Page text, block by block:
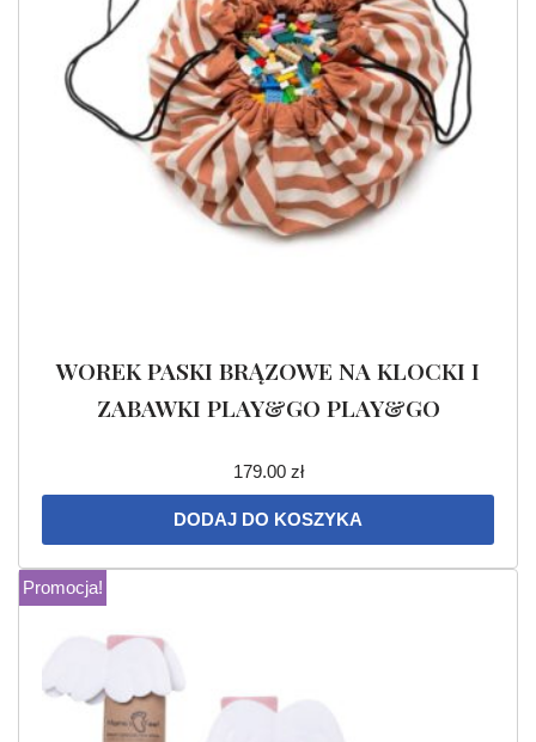
WOREK PASKI BRĄZOWE NA KLOCKI I
ZABAWKI PLAY&GO PLAY&GO
179.00 zł
DODAJ DO KOSZYKA
Promocja!